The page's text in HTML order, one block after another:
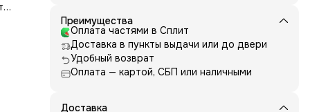
Преимущества
Оплата частями в Сплит
Доставка в пункты выдачи или до двери
Удобный возврат
Оплата — картой, СБП или наличными
Доставка